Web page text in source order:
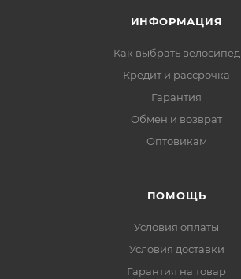
ИНФОРМАЦИЯ
Как выбрать велосипед
Кредит и рассрочка
Гарантия
Обмен и возврат
Оптовикам
ПОМОЩЬ
Условия оплаты
Условия доставки
Гарантия на товар